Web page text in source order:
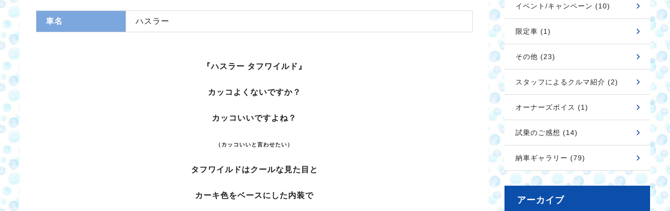
車名 ハスラー
『ハスラー タフワイルド』
カッコよくないですか？
カッコいいですよね？
（カッコいいと言わせたい）
タフワイルドはクールな見た目と
カーキ色をベースにした内装で
イベント/キャンペーン (10)
限定車 (1)
その他 (23)
スタッフによるクルマ紹介 (2)
オーナーズボイス (1)
試乗のご感想 (14)
納車ギャラリー (79)
アーカイブ